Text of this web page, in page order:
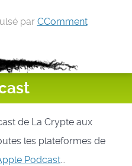
par CComment
de La Crypte aux
les plateformes de
Podcast